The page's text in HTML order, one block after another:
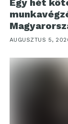
Egy hét
AUGUSZTUS 5,